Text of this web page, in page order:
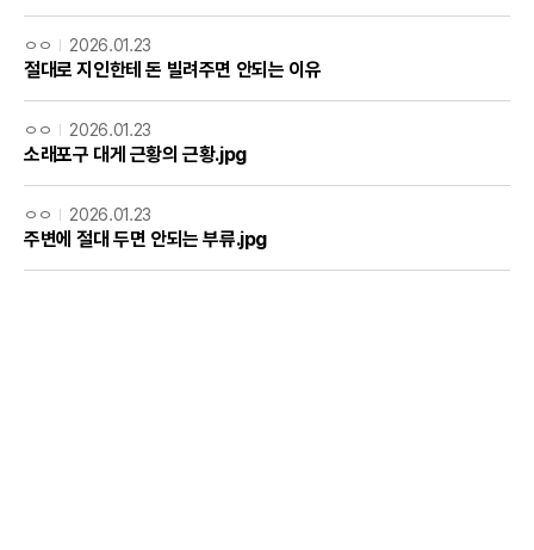
ㅇㅇ 2026.01.23
절대로 지인한테 돈 빌려주면 안되는 이유
ㅇㅇ 2026.01.23
소래포구 대게 근황의 근황.jpg
ㅇㅇ 2026.01.23
주변에 절대 두면 안되는 부류.jpg